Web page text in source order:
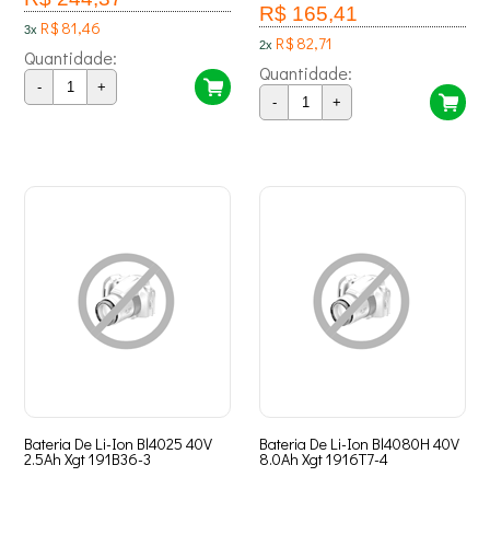
3x R$ 81,46
Quantidade:
- +
R$ 165,41
2x R$ 82,71
Quantidade:
- +
Bateria De Li-Ion Bl4025 40V
2.5Ah Xgt 191B36-3
Bateria De Li-Ion Bl4080H 40V
8.0Ah Xgt 1916T7-4